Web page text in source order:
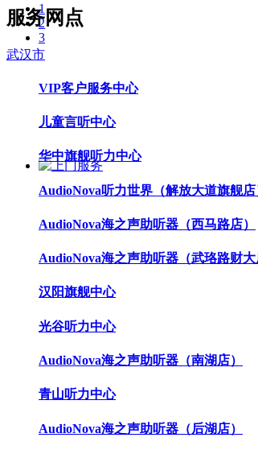
1
2
3
服务网点
武汉市
VIP客户服务中心
儿童言听中心
华中旗舰听力中心
AudioNova听力世界（解放大道旗舰店
AudioNova海之声助听器（西马路店）
AudioNova海之声助听器（武珞路财大
汉阳旗舰中心
光谷听力中心
AudioNova海之声助听器（南湖店）
青山听力中心
AudioNova海之声助听器（后湖店）